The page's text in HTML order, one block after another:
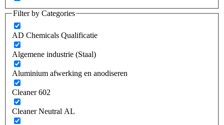
Filter by Categories
AD Chemicals Qualificatie
Algemene industrie (Staal)
Aluminium afwerking en anodiseren
Cleaner 602
Cleaner Neutral AL